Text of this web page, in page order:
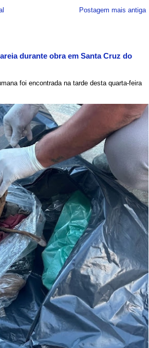
Postagem mais antiga
durante obra em Santa Cruz do
foi encontrada na tarde desta quarta-feira